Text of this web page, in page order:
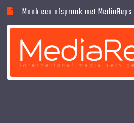
Maak een afspraak met